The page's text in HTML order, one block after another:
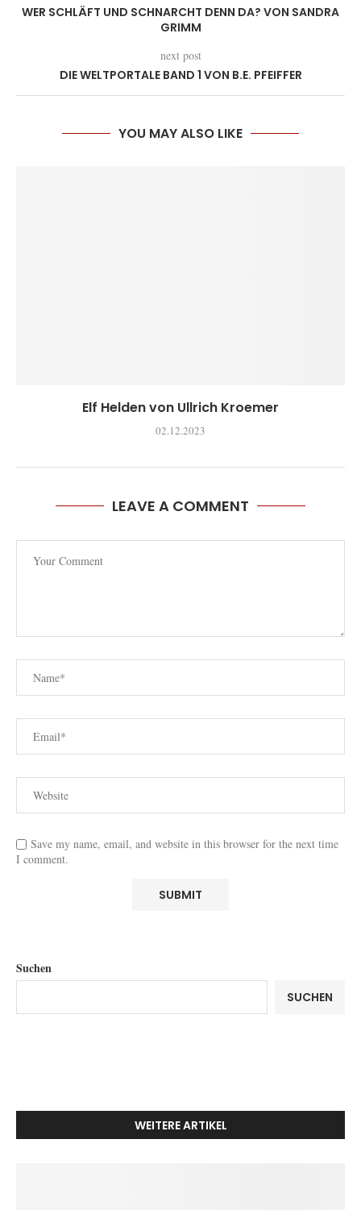
WER SCHLÄFT UND SCHNARCHT DENN DA? VON SANDRA
GRIMM
next post
DIE WELTPORTALE BAND 1 VON B.E. PFEIFFER
YOU MAY ALSO LIKE
Elf Helden von Ullrich Kroemer
02.12.2023
LEAVE A COMMENT
Save my name, email, and website in this browser for the next time
I comment.
Suchen
SUCHEN
WEITERE ARTIKEL